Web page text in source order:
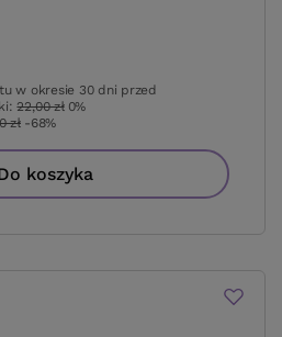
w okresie 30 dni przed
22,00 zł 0%
zł -68%
koszyka